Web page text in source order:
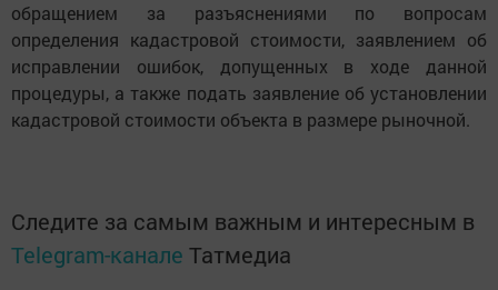
обращением за разъяснениями по вопросам
определения кадастровой стоимости, заявлением об
исправлении ошибок, допущенных в ходе данной
процедуры, а также подать заявление об установлении
кадастровой стоимости объекта в размере рыночной.
Следите за самым важным и интересным в
Telegram-канале Татмедиа